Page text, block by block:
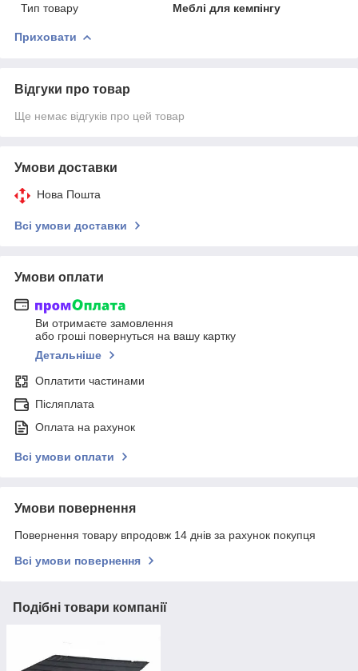
Тип товару
Меблі для кемпінгу
Приховати
Відгуки про товар
Ще немає відгуків про цей товар
Умови доставки
Нова Пошта
Всі умови доставки
Умови оплати
Ви отримаєте замовлення
або гроші повернуться на вашу картку
Детальніше
Оплатити частинами
Післяплата
Оплата на рахунок
Всі умови оплати
Умови повернення
Повернення товару впродовж 14 днів за рахунок покупця
Всі умови повернення
Подібні товари компанії